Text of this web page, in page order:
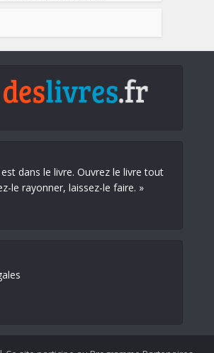
dans le livre. Ouvrez le livre tout
le rayonner, laissez-le faire. »